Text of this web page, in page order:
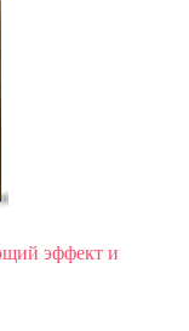
эффект и